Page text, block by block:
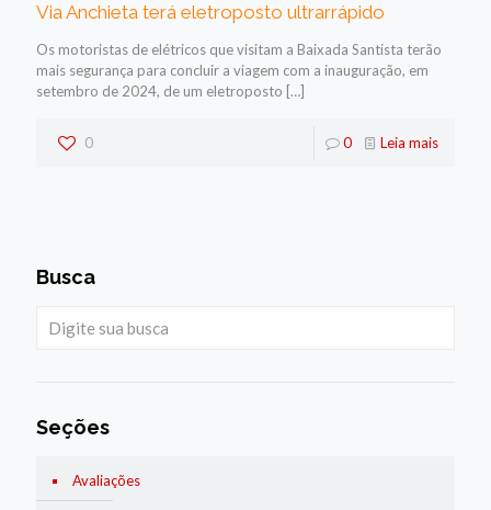
Via Anchieta terá eletroposto ultrarrápido
Os motoristas de elétricos que visitam a Baixada Santista terão
mais segurança para concluir a viagem com a inauguração, em
setembro de 2024, de um eletroposto […]
0 0 Leia mais
Busca
Seções
Avaliações